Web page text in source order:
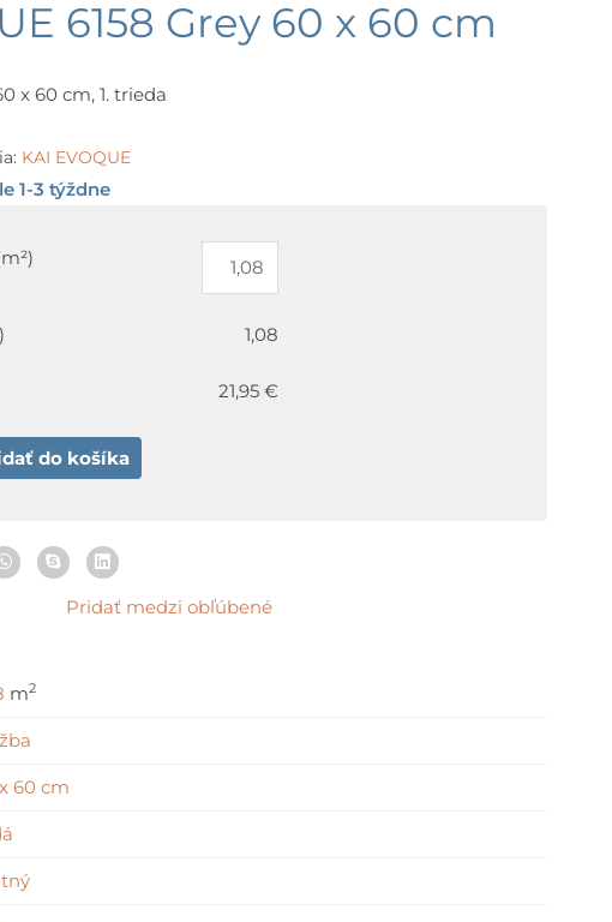
6158 Grey 60 x 60 cm
x 60 cm, 1. trieda
KAI EVOQUE
1-3 týždne
1,08
21,95 €
do košíka
Pridať medzi obľúbené
m2
60 cm